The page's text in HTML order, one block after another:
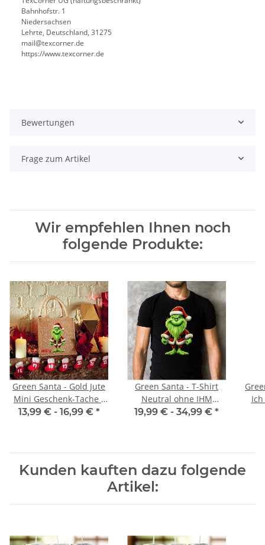
Bahnhofstr. 1
Niedersachsen
Lehrte, Deutschland, 31275
mail@texcorner.de
https://www.texcorner.de
Bewertungen
Frage zum Artikel
Wir empfehlen Ihnen noch
folgende Produkte:
Green Santa - Gold Jute
Mini Geschenk-Tache -
mit Namen - Jute Tasche
13,99 € - 16,99 € *
Green Santa - T-Shirt
Neutral ohne IHM
Spruch
19,99 € - 34,99 € *
Kunden kauften dazu folgende
Artikel: